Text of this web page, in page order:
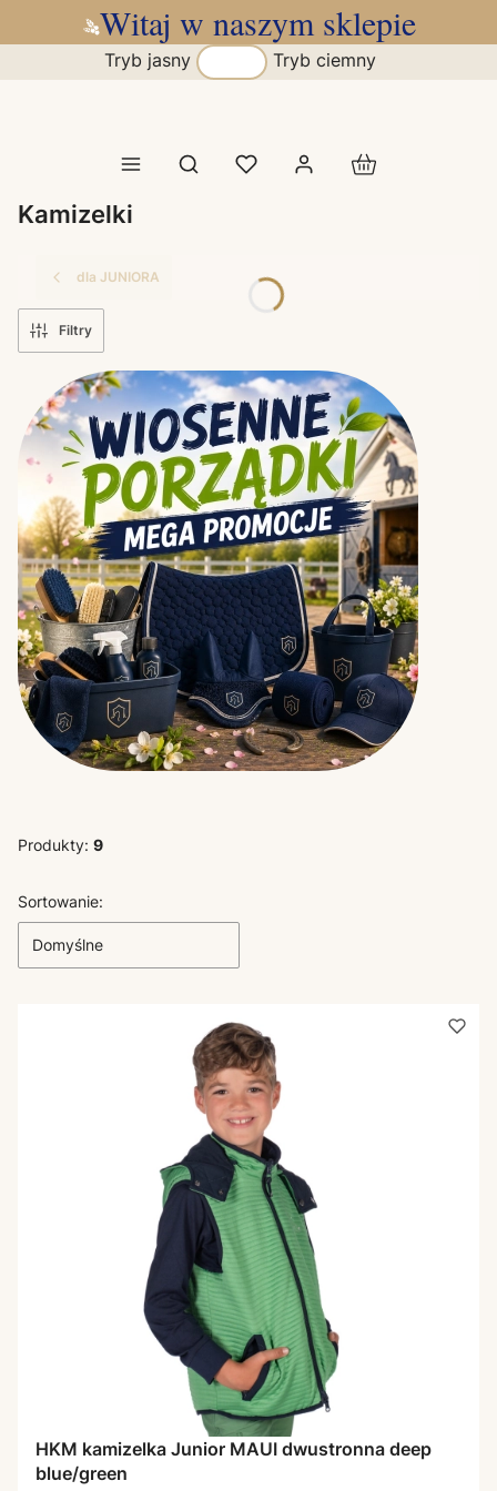
Witaj w naszym sklepie
Tryb jasny Tryb ciemny
Otwórz wyszukiwarkę Produkty w
Kamizelki
dla JUNIORA
Filtry
Produkty: 9
Lista produktów
Sortowanie:
Domyślne
HKM kamizelka Junior MAUI dwustronna deep
blue/green